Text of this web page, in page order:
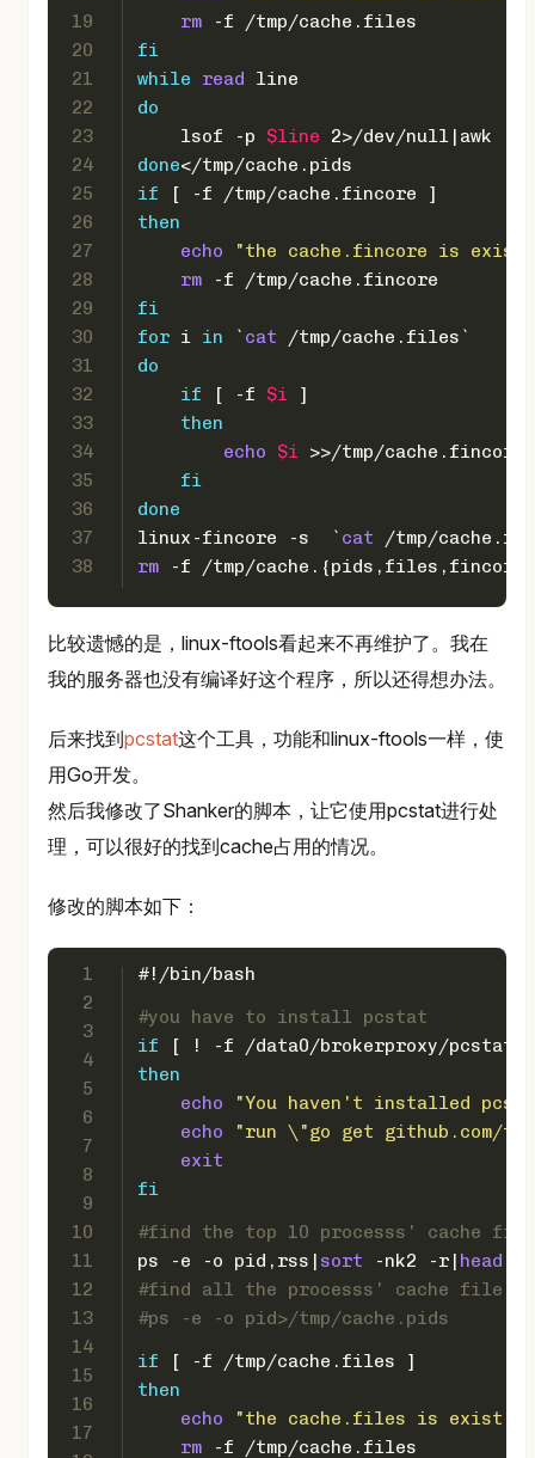
19
20
21
22
23
24
25
26
27
28
29
30
31
32
33
34
35
36
37
38
rm -f /tmp/cache.files
fi
while
read line
do
    lsof -p
$line 2>/dev/null|awk
done</tmp/cache.pids
if [ -f /tmp/cache.fincore ]
then
echo
"the cache.fincore is exist,
rm -f /tmp/cache.fincore
fi
for i in ` cat /tmp/cache.files`
do
if [ -f $i ]
then
echo
$i >>/tmp/cache.fincore
fi
done
linux-fincore -s  ` cat /tmp/
rm -f /tmp/cache.{pids,files,fincore}
比较遗憾的是，linux-ftools看起来不再维护了。我在
我的服务器也没有编译好这个程序，所以还得想办法。
后来找到pcstat这个工具，功能和linux-ftools一样，使
用Go开发。
然后我修改了Shanker的脚本，让它使用pcstat进行处
理，可以很好的找到cache占用的情况。
修改的脚本如下：
1
2
3
4
5
6
7
8
9
10
11
12
13
14
15
16
17
#!/bin/bash
#you have to install pcstat
if [ ! -f /data0/brokerproxy/pcstat ]
then
echo
"You haven't installed
echo
"run \"go get github.com/
exit
fi
#find the top 10 processs' cache file
ps -e -o pid,rss| sort -nk2 -r| head
#find all the processs' cache file
#ps -e -o pid>/tmp/cache.pids
if [ -f /tmp/cache.files ]
then
echo
"the cache.files is exist,
rm -f /tmp/cache.files